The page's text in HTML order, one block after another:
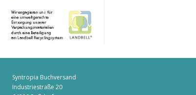
Syntropia Buchversand
Industriestraße 20